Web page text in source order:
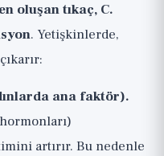
oluşan tıkaç, C.
. Yetişkinlerde,
ana faktör).
artırır. Bu nedenle